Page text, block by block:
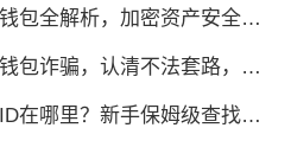
全解析，加密资产安全存储的实操指南
骗，认清不法套路，守护你的数字资产
在哪里？新手保姆级查找教程